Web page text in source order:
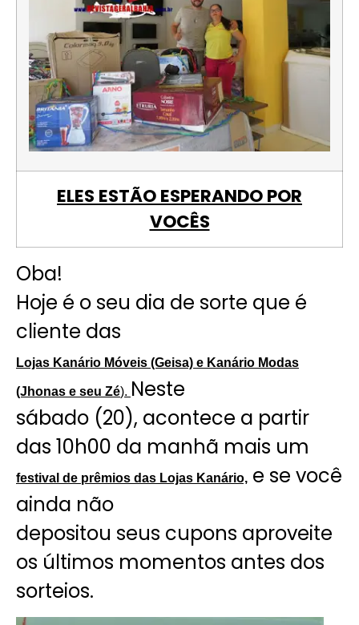
ELES ESTÃO ESPERANDO POR
VOCÊS
Oba!
Hoje é o seu dia de sorte que é
cliente das
Lojas Kanário Móveis (Geisa) e Kanário Modas
(Jhonas e seu Zé). Neste
sábado (20), acontece a partir
das 10h00 da manhã mais um
festival de prêmios das Lojas Kanário, e se você
ainda não
depositou seus cupons aproveite
os últimos momentos antes dos
sorteios.